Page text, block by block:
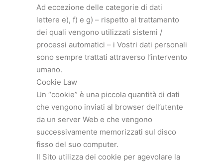
Ad eccezione delle categorie di dati
lettere e), f) e g) – rispetto al trattamento
dei quali vengono utilizzati sistemi /
processi automatici – i Vostri dati personali
sono sempre trattati attraverso l’intervento
umano.
Cookie Law
Un “cookie” è una piccola quantità di dati
che vengono inviati al browser dell’utente
da un server Web e che vengono
successivamente memorizzati sul disco
fisso del suo computer.
Il Sito utilizza dei cookie per agevolare la